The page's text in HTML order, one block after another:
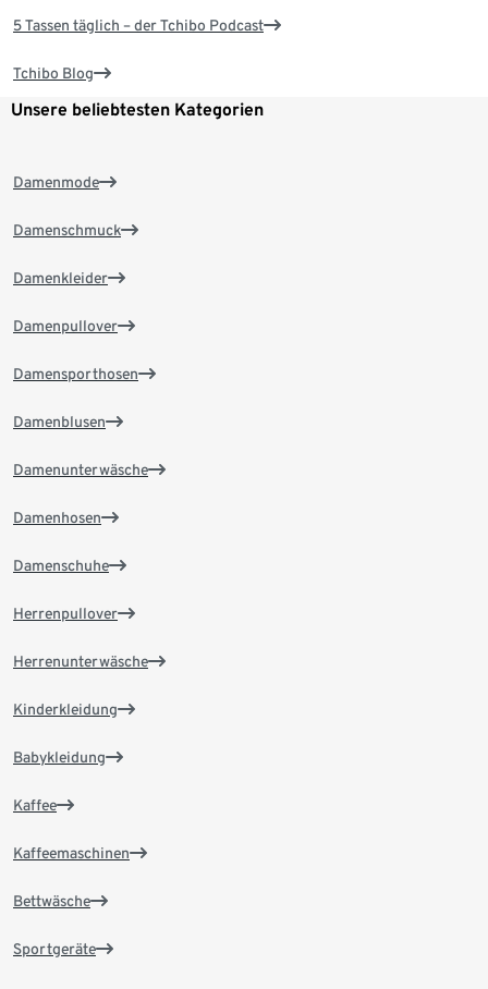
5 Tassen täglich – der Tchibo Podcast
Tchibo Blog
Unsere beliebtesten Kategorien
Damenmode
Damenschmuck
Damenkleider
Damenpullover
Damensporthosen
Damenblusen
Damenunterwäsche
Damenhosen
Damenschuhe
Herrenpullover
Herrenunterwäsche
Kinderkleidung
Babykleidung
Kaffee
Kaffeemaschinen
Bettwäsche
Sportgeräte